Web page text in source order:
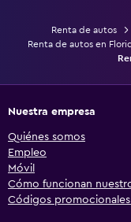
Renta de autos
Renta de autos en
Nuestra empresa
Quiénes somos
Empleo
Móvil
Cómo funcionan
Códigos